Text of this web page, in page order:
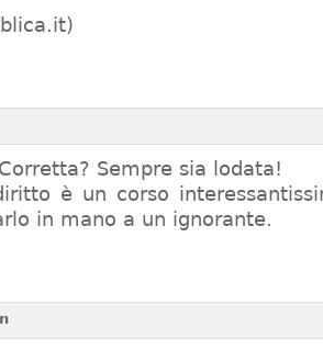
Sempre sia lodata!
è un corso
in mano a un ignorante.